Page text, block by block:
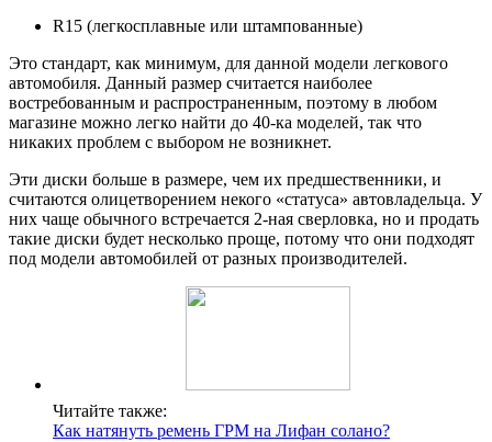
R15 (легкосплавные или штампованные)
Это стандарт, как минимум, для данной модели легкового
автомобиля. Данный размер считается наиболее
востребованным и распространенным, поэтому в любом
магазине можно легко найти до 40-ка моделей, так что
никаких проблем с выбором не возникнет.
Эти диски больше в размере, чем их предшественники, и
считаются олицетворением некого «статуса» автовладельца. У
них чаще обычного встречается 2-ная сверловка, но и продать
такие диски будет несколько проще, потому что они подходят
под модели автомобилей от разных производителей.
Читайте также:
Как натянуть ремень ГРМ на Лифан солано?